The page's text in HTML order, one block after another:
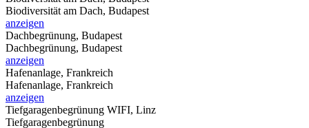
Biodiversität am Dach, Budapest
anzeigen
Dachbegrünung, Budapest
Dachbegrünung, Budapest
anzeigen
Hafenanlage, Frankreich
Hafenanlage, Frankreich
anzeigen
Tiefgaragenbegrünung WIFI, Linz
Tiefgaragenbegrünung